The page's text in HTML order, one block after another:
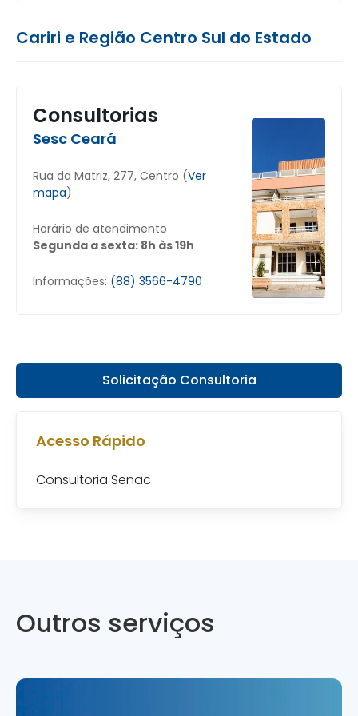
Cariri e Região Centro Sul do Estado
Consultorias
Sesc Ceará
Rua da Matriz, 277, Centro (Ver
mapa)
Horário de atendimento
Segunda a sexta: 8h às 19h
Informações: (88) 3566-4790
Solicitação Consultoria
Acesso Rápido
Consultoria Senac
Outros serviços